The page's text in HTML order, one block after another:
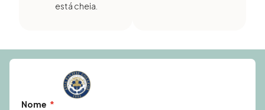
está cheia.
Nome